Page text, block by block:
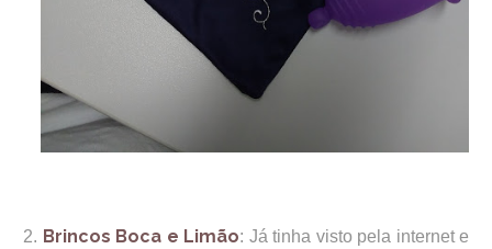
2. Brincos Boca e Limão: Já tinha visto pela internet e